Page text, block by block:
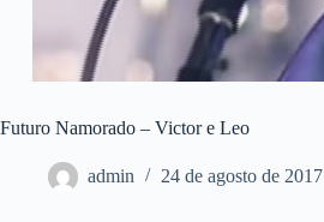
Futuro Namorado – Victor e Leo
admin 24 de agosto de 2017